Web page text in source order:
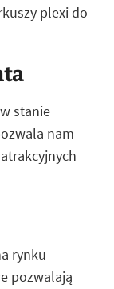
plexi do
stanie
nam
rynku
pozwalają